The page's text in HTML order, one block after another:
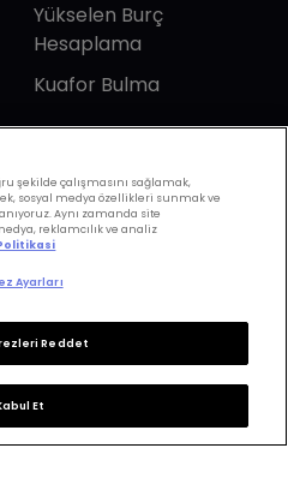
Yükselen Burç
Hesaplama
Kuafor Bulma
Aydınlatma Metni
Kullanım Şart ve Koşulları
Çerez Ayarları
şekilde çalışmasını sağlamak,
sosyal medya özellikleri sunmak ve
Aynı zamanda site
reklamcılık ve analiz
Ayarları
Reddet
Et